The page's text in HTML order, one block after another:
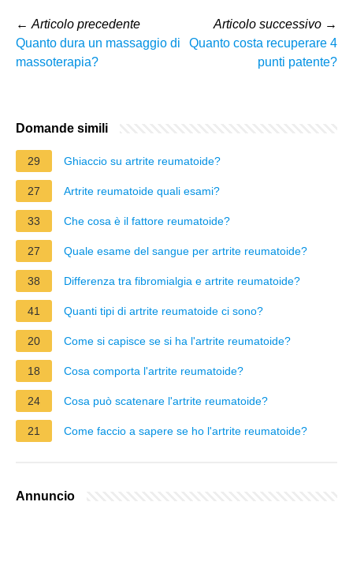
← Articolo precedente
Quanto dura un massaggio di
massoterapia?
Articolo successivo →
Quanto costa recuperare 4
punti patente?
Domande simili
29 Ghiaccio su artrite reumatoide?
27 Artrite reumatoide quali esami?
33 Che cosa è il fattore reumatoide?
27 Quale esame del sangue per artrite reumatoide?
38 Differenza tra fibromialgia e artrite reumatoide?
41 Quanti tipi di artrite reumatoide ci sono?
20 Come si capisce se si ha l'artrite reumatoide?
18 Cosa comporta l'artrite reumatoide?
24 Cosa può scatenare l'artrite reumatoide?
21 Come faccio a sapere se ho l'artrite reumatoide?
Annuncio